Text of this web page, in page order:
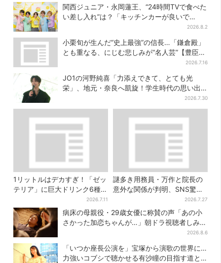
関西ジュニア・永岡蓮王、“24時間TVで食べた
い差し入れ”は？「キッチンカーが良いで
2026.8.2
小栗旬が生んだ“史上最強”の信長…「鎌倉殿」
とも重なる、にじむ悲しみが“名人芸”【豊臣兄
2026.7.16
JO1の河野純喜「力添えできて、とても光
栄」、地元・奈良へ凱旋！学生時代の思い出
2026.7.30
1リットルはデカすぎ！「ゼッ
テリア」に巨大ドリンク6種が
登場、セット変更で350円お
得に
2026.7.11
謎多き用務員・万作と院長の
意外な関係が判明、SNS驚き
2026.7.27
病床の母親役・29歳女優に称賛の声「あの小
さかった加恋ちゃんが…」朝ドラ視聴者しみじ
2026.8.6
「いつか座長公演を」宝塚から演歌の世界に…
力強いコブシで聴かせる有沙瞳の目指す道と